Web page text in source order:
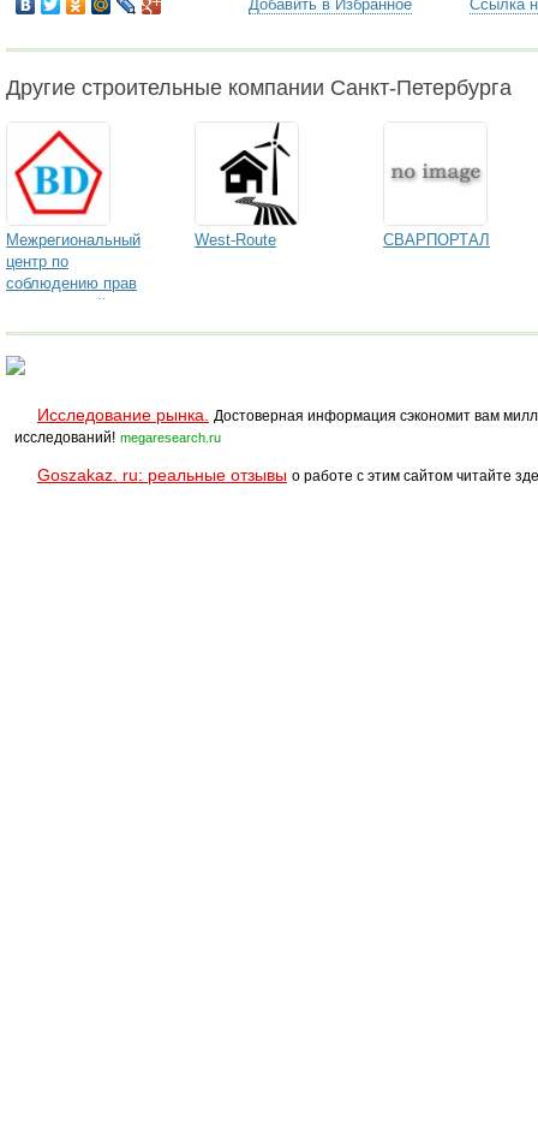
Добавить в Избранное Ссылка
Другие строительные компании Санкт-Петербурга
Межрегиональный
центр по
соблюдению прав
потребителей
West-Route СВАРПОРТАЛ
Исследование рынка.
Достоверная информация сэкономит вам
исследований! megaresearch.ru
Goszakaz. ru: реальные отзывы о работе с этим сайтом читайте